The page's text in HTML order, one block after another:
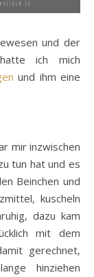
und der
ich mich
und ihm eine
mir inzwischen
tun hat und es
Beinchen und
kuscheln
dazu kam
mit dem
gerechnet,
hinziehen